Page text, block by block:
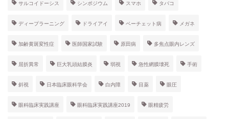
サルコイドーシス シンポジウム スマホ タバコ
ディープラーニング ドライアイ ベーチェット病 メガネ
加齢黄斑変性症 医師国家試験 原田病 多焦点眼内レンズ
屈折異常 巨大乳頭結膜炎 弱視 急性網膜壊死 手術
斜視 日本臨床眼科学会 白内障 目薬 眼圧
眼科臨床実践講座 眼科臨床実践講座2019 眼精疲労